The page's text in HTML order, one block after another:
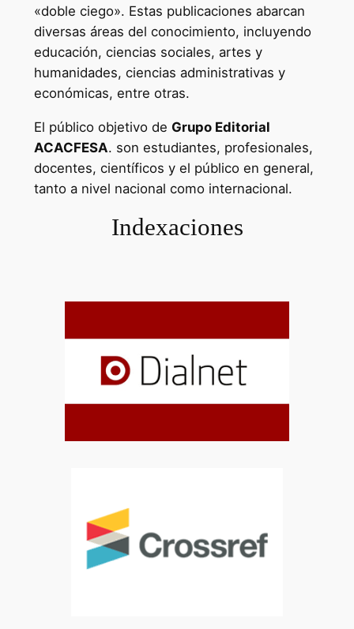
«doble ciego». Estas publicaciones abarcan
diversas áreas del conocimiento, incluyendo
educación, ciencias sociales, artes y
humanidades, ciencias administrativas y
económicas, entre otras.
El público objetivo de Grupo Editorial
ACACFESA. son estudiantes, profesionales,
docentes, científicos y el público en general,
tanto a nivel nacional como internacional.
Indexaciones